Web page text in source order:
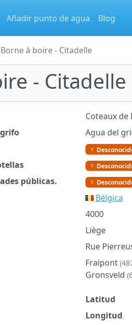
Añadir punto de agua Blog
Borne à boire - Citadelle
- Citadelle
Coteaux de
Agua del
públicas.
Bélgica
4000
Liège
Rue
Fraipont
Gronsveld
Latitud
Longitud